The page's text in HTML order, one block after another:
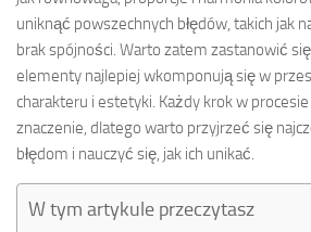
uniknąć powszechnych błędów, takich jak
brak spójności. Warto zatem zastanowić
elementy najlepiej wkomponują się w
charakteru i estetyki. Każdy krok w
znaczenie, dlatego warto przyjrzeć się
błędom i nauczyć się, jak ich unikać.
W tym artykule przeczytasz